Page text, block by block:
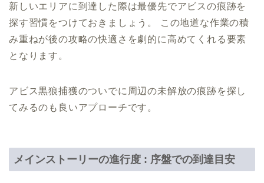
新しいエリアに到達した際は最優先でアビスの痕跡を
探す習慣をつけておきましょう。 この地道な作業の積
み重ねが後の攻略の快適さを劇的に高めてくれる要素
となります。
アビス黒狼捕獲のついでに周辺の未解放の痕跡を探し
てみるのも良いアプローチです。
メインストーリーの進行度 : 序盤での到達目安